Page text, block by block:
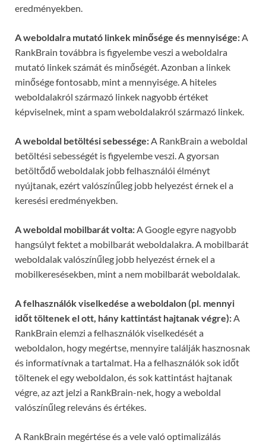
eredményekben.
A weboldalra mutató linkek minősége és mennyisége:A
RankBrain továbbra is figyelembe veszi a weboldalra
mutató linkek számát és minőségét. Azonban a linkek
minősége fontosabb, mint a mennyisége. A hiteles
weboldalakról származó linkek nagyobb értéket
képviselnek, mint a spam weboldalakról származó linkek.
A weboldal betöltési sebessége:A RankBrain a weboldal
betöltési sebességét is figyelembe veszi. A gyorsan
betöltődő weboldalak jobb felhasználói élményt
nyújtanak, ezért valószínűleg jobb helyezést érnek el a
keresési eredményekben.
A weboldal mobilbarát volta:A Google egyre nagyobb
hangsúlyt fektet a mobilbarát weboldalakra. A mobilbarát
weboldalak valószínűleg jobb helyezést érnek el a
mobilkeresésekben, mint a nem mobilbarát weboldalak.
A felhasználók viselkedése a weboldalon (pl. mennyi
időt töltenek el ott, hány kattintást hajtanak végre):A
RankBrain elemzi a felhasználók viselkedését a
weboldalon, hogy megértse, mennyire találják hasznosnak
és informatívnak a tartalmat. Ha a felhasználók sok időt
töltenek el egy weboldalon, és sok kattintást hajtanak
végre, az azt jelzi a RankBrain-nek, hogy a weboldal
valószínűleg releváns és értékes.
A RankBrain megértése és a vele való optimalizálás